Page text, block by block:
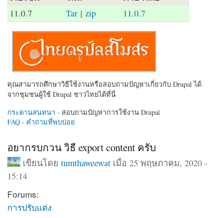
11.0.7 Tar | zip 11.0.7
คุณสามารถศึกษาวิธีใช้งานหรือสอบถามปัญหาเกี่ยวกับ Drupal ได้
จากชุมชนผู้ใช้ Drupal ชาวไทยได้ที่นี่
กระดานสนทนา - สอบถามปัญหาการใช้งาน Drupal
FAQ - คำถามที่พบบ่อย
อยากรบกวน วิธี export content ครับ
เขียนโดย tumthaweewatเมื่อ 25 พฤษภาคม, 2020 -
15:14
Forums:
การปรับแต่ง